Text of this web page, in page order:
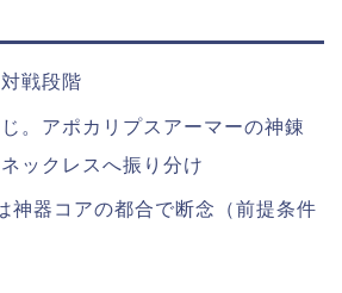
戦段階
。アポカリプスアーマーの神錬
ックレスへ振り分け
神器コアの都合で断念（前提条件